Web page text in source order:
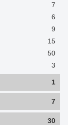
7
6
9
15
50
3
1
7
30